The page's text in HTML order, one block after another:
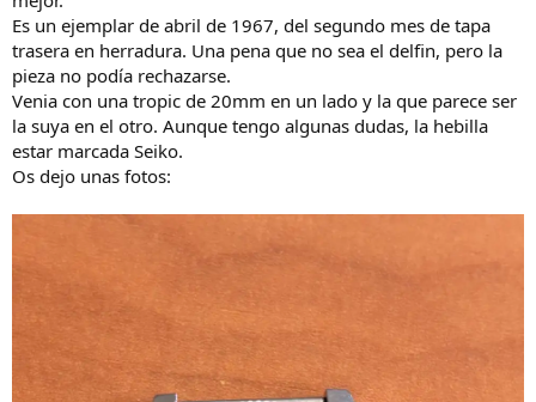
o
Es un ejemplar de abril de 1967, del segundo mes de tapa
trasera en herradura. Una pena que no sea el delfin, pero la
pieza no podía rechazarse.
Venia con una tropic de 20mm en un lado y la que parece ser
la suya en el otro. Aunque tengo algunas dudas, la hebilla
estar marcada Seiko.
Os dejo unas fotos: